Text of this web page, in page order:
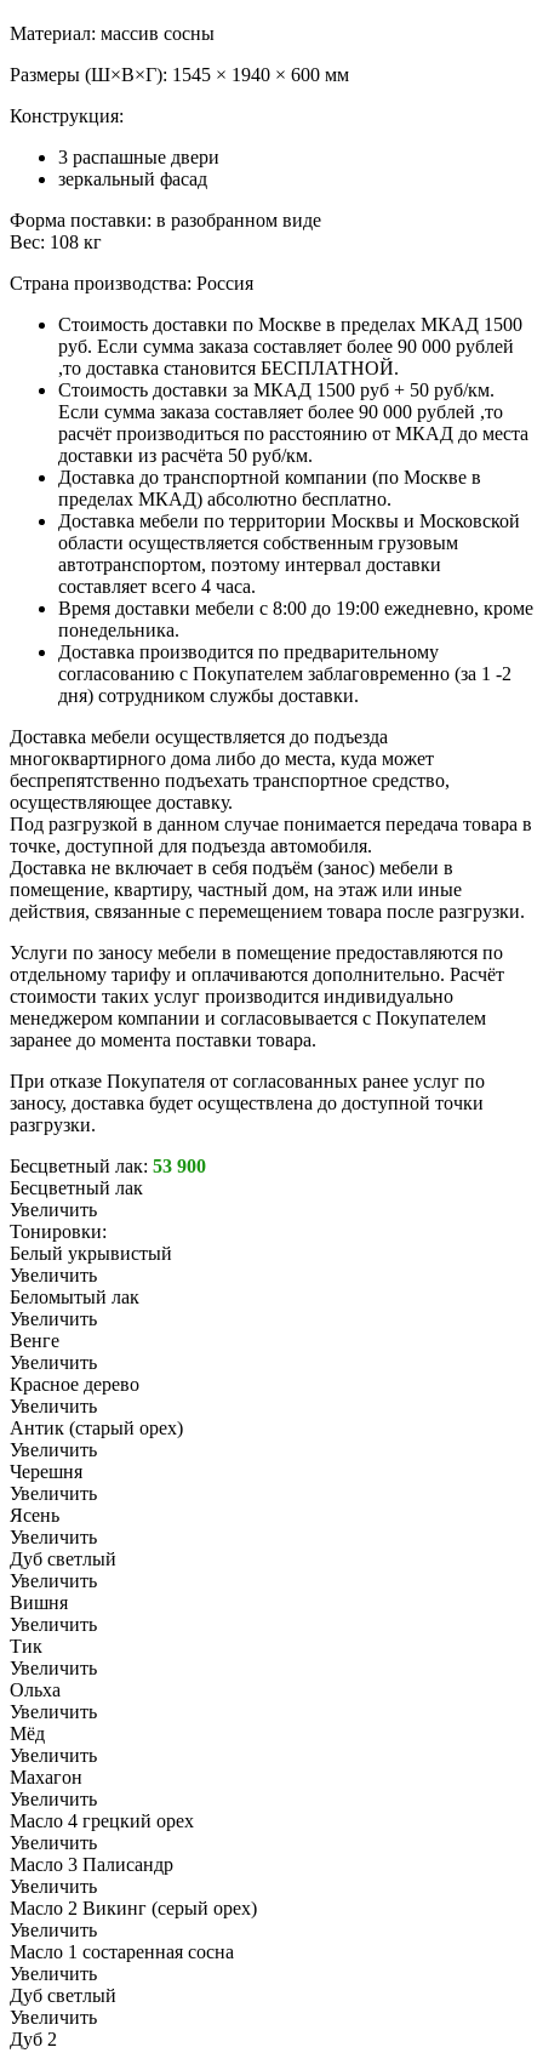
Материал: массив сосны
Размеры (Ш×В×Г): 1545 × 1940 × 600 мм
Конструкция:
3 распашные двери
зеркальный фасад
Форма поставки: в разобранном виде
Вес: 108 кг
Страна производства: Россия
Стоимость доставки по Москве в пределах МКАД 1500
руб. Если сумма заказа составляет более 90 000 рублей
,то доставка становится БЕСПЛАТНОЙ.
Стоимость доставки за МКАД 1500 руб + 50 руб/км.
Если сумма заказа составляет более 90 000 рублей ,то
расчёт производиться по расстоянию от МКАД до места
доставки из расчёта 50 руб/км.
Доставка до транспортной компании (по Москве в
пределах МКАД) абсолютно бесплатно.
Доставка мебели по территории Москвы и Московской
области осуществляется собственным грузовым
автотранспортом, поэтому интервал доставки
составляет всего 4 часа.
Время доставки мебели с 8:00 до 19:00 ежедневно, кроме
понедельника.
Доставка производится по предварительному
согласованию с Покупателем заблаговременно (за 1 -2
дня) сотрудником службы доставки.
Доставка мебели осуществляется до подъезда
многоквартирного дома либо до места, куда может
беспрепятственно подъехать транспортное средство,
осуществляющее доставку.
Под разгрузкой в данном случае понимается передача товара в
точке, доступной для подъезда автомобиля.
Доставка не включает в себя подъём (занос) мебели в
помещение, квартиру, частный дом, на этаж или иные
действия, связанные с перемещением товара после разгрузки.
Услуги по заносу мебели в помещение предоставляются по
отдельному тарифу и оплачиваются дополнительно. Расчёт
стоимости таких услуг производится индивидуально
менеджером компании и согласовывается с Покупателем
заранее до момента поставки товара.
При отказе Покупателя от согласованных ранее услуг по
заносу, доставка будет осуществлена до доступной точки
разгрузки.
Бесцветный лак: 53 900
Бесцветный лак
Увеличить
Тонировки:
Белый укрывистый
Увеличить
Беломытый лак
Увеличить
Венге
Увеличить
Красное дерево
Увеличить
Антик (старый орех)
Увеличить
Черешня
Увеличить
Ясень
Увеличить
Дуб светлый
Увеличить
Вишня
Увеличить
Тик
Увеличить
Ольха
Увеличить
Мёд
Увеличить
Махагон
Увеличить
Масло 4 грецкий орех
Увеличить
Масло 3 Палисандр
Увеличить
Масло 2 Викинг (серый орех)
Увеличить
Масло 1 состаренная сосна
Увеличить
Дуб светлый
Увеличить
Дуб 2